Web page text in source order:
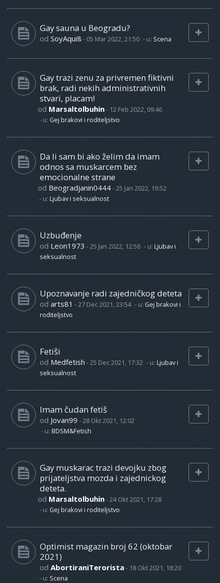
Gay sauna u Beogradu?
od SoyAqui8 - 05 Mar 2022, 21:50 - u: Scena
Gay trazi zenu za privremen fiktivni
brak, radi nekih administrativnih
stvari, placam!
od Marsaltolbuhin- 12 Feb 2022, 09:46
- u: Gej brakovi i roditeljstvo
Da li sam bi ako želim da imam
odnos sa muskarcem bez
emocionalne strane
od Beogradjanin0444-25 Jan 2022, 19:52
- u: Ljubav i seksualnost
Uzbuđenje
od Leon1973 -25 Jan 2022, 12:56 - u: Ljubav i
seksualnost
Upoznavanje radi zajedničkog deteta
od arts81 -27 Dec 2021, 23:54 - u: Gej brakovi i
roditeljstvo
Fetiši
od Medfetish -25 Dec 2021, 17:32 - u: Ljubav i
seksualnost
Imam čudan fetiš
od Jovan99 -28 Okt 2021, 12:02
- u: BDSM&Fetish
Gay muskarac trazi devojku zbog
prijateljstva mozda i zajednickog
deteta.
od Marsaltolbuhin-24 Okt 2021, 17:28
- u: Gej brakovi i roditeljstvo
Optimist magazin broj 62 (oktobar
2021)
od AbortiraniTerorista- 18 Okt 2021, 18:20
- u: Scena